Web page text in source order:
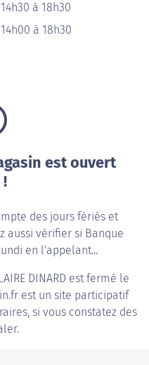
à 18h30
à 18h30
est ouvert
des jours fériés et
aussi vérifier si Banque
en l'appelant...
DINARD est fermé le
est un site participatif
si vous constatez des